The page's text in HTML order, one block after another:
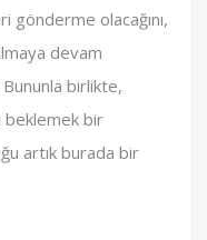
gönderme olacağını,
devam
birlikte,
beklemek bir
artık burada bir